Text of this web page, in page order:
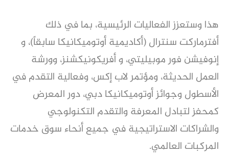
هذا وستعزز الفعاليات الرئيسية، بما في ذلك
أفترماركت سنترال (أكاديمية أوتوميكانيكا سابقاً)، و
إنوفيشن فور موبيليتي، و أفريكونيكشنز، وورشة
العمل الحديثة، ومؤتمر لاب إكس، وفعالية التقدم في
الأسطول وجوائز أوتوميكانيكا دبي، دور المعرض
كمحفز لتبادل المعرفة والتقدم التكنولوجي
والشراكات الاستراتيجية في جميع أنحاء سوق خدمات
المركبات العالمي.